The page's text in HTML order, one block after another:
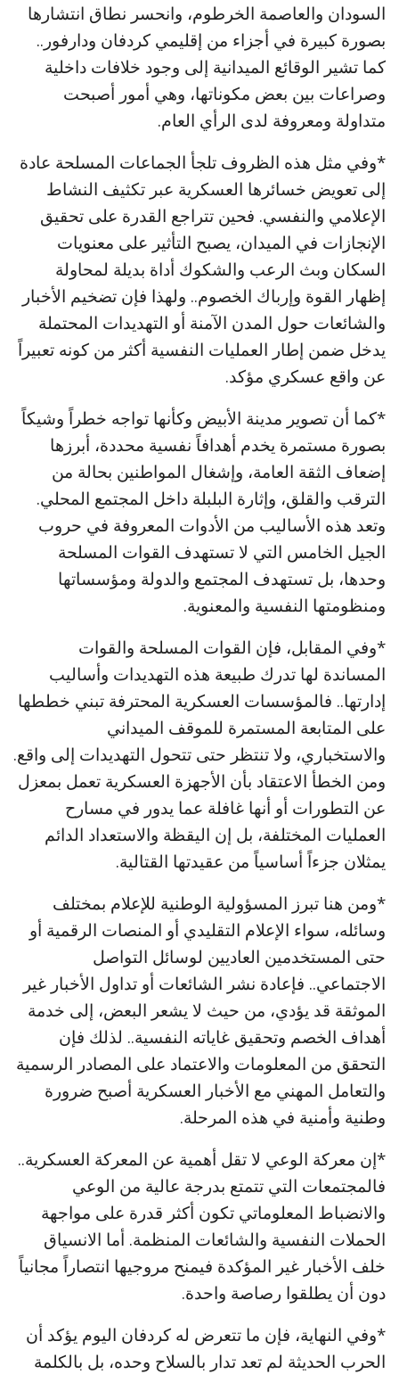
السودان والعاصمة الخرطوم، وانحسر نطاق انتشارها
بصورة كبيرة في أجزاء من إقليمي كردفان ودارفور..
كما تشير الوقائع الميدانية إلى وجود خلافات داخلية
وصراعات بين بعض مكوناتها، وهي أمور أصبحت
متداولة ومعروفة لدى الرأي العام.
*وفي مثل هذه الظروف تلجأ الجماعات المسلحة عادة
إلى تعويض خسائرها العسكرية عبر تكثيف النشاط
الإعلامي والنفسي. فحين تتراجع القدرة على تحقيق
الإنجازات في الميدان، يصبح التأثير على معنويات
السكان وبث الرعب والشكوك أداة بديلة لمحاولة
إظهار القوة وإرباك الخصوم.. ولهذا فإن تضخيم الأخبار
والشائعات حول المدن الآمنة أو التهديدات المحتملة
يدخل ضمن إطار العمليات النفسية أكثر من كونه تعبيراً
عن واقع عسكري مؤكد.
*كما أن تصوير مدينة الأبيض وكأنها تواجه خطراً وشيكاً
بصورة مستمرة يخدم أهدافاً نفسية محددة، أبرزها
إضعاف الثقة العامة، وإشغال المواطنين بحالة من
الترقب والقلق، وإثارة البلبلة داخل المجتمع المحلي.
وتعد هذه الأساليب من الأدوات المعروفة في حروب
الجيل الخامس التي لا تستهدف القوات المسلحة
وحدها، بل تستهدف المجتمع والدولة ومؤسساتها
ومنظومتها النفسية والمعنوية.
*وفي المقابل، فإن القوات المسلحة والقوات
المساندة لها تدرك طبيعة هذه التهديدات وأساليب
إدارتها.. فالمؤسسات العسكرية المحترفة تبني خططها
على المتابعة المستمرة للموقف الميداني
والاستخباري، ولا تنتظر حتى تتحول التهديدات إلى واقع.
ومن الخطأ الاعتقاد بأن الأجهزة العسكرية تعمل بمعزل
عن التطورات أو أنها غافلة عما يدور في مسارح
العمليات المختلفة، بل إن اليقظة والاستعداد الدائم
يمثلان جزءاً أساسياً من عقيدتها القتالية.
*ومن هنا تبرز المسؤولية الوطنية للإعلام بمختلف
وسائله، سواء الإعلام التقليدي أو المنصات الرقمية أو
حتى المستخدمين العاديين لوسائل التواصل
الاجتماعي.. فإعادة نشر الشائعات أو تداول الأخبار غير
الموثقة قد يؤدي، من حيث لا يشعر البعض، إلى خدمة
أهداف الخصم وتحقيق غاياته النفسية.. لذلك فإن
التحقق من المعلومات والاعتماد على المصادر الرسمية
والتعامل المهني مع الأخبار العسكرية أصبح ضرورة
وطنية وأمنية في هذه المرحلة.
*إن معركة الوعي لا تقل أهمية عن المعركة العسكرية..
فالمجتمعات التي تتمتع بدرجة عالية من الوعي
والانضباط المعلوماتي تكون أكثر قدرة على مواجهة
الحملات النفسية والشائعات المنظمة. أما الانسياق
خلف الأخبار غير المؤكدة فيمنح مروجيها انتصاراً مجانياً
دون أن يطلقوا رصاصة واحدة.
*وفي النهاية، فإن ما تتعرض له كردفان اليوم يؤكد أن
الحرب الحديثة لم تعد تدار بالسلاح وحده، بل بالكلمة